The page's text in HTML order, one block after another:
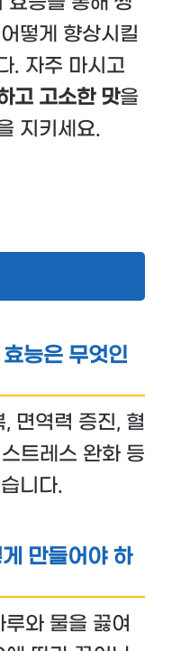
떻게 향상시킬
. 자주 마시고
고 고소한 맛을
지키세요.
능은 무엇인
면역력 증진, 혈
트레스 완화 등
니다.
만들어야 하
와 물을 끓여